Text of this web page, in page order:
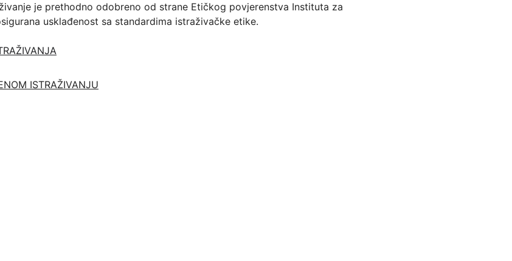
je prethodno odobreno od strane Etičkog povjerenstva Instituta za
usklađenost sa standardima istraživačke etike.
ISTRAŽIVANJU